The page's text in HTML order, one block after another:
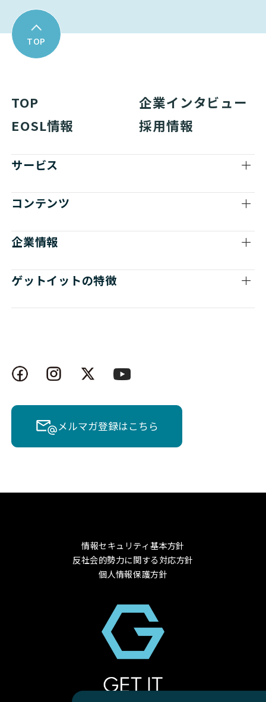
TOP
TOP
企業インタビュー
EOSL情報
採用情報
サービス
コンテンツ
企業情報
ゲットイットの特徴
メルマガ登録はこちら
情報セキュリティ基本方針
反社会的勢力に関する対応方針
個人情報保護方針